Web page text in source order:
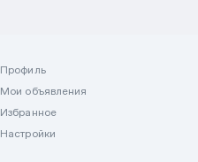
Профиль
Мои объявления
Избранное
Настройки